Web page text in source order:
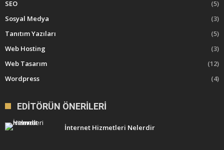
SEO
(5)
Sosyal Medya
(3)
Tanıtım Yazıları
(5)
Web Hosting
(3)
Web Tasarım
(12)
Wordpress
(4)
EDITÖRÜN ÖNERILERI
İnternet Hizmetleri Nelerdir